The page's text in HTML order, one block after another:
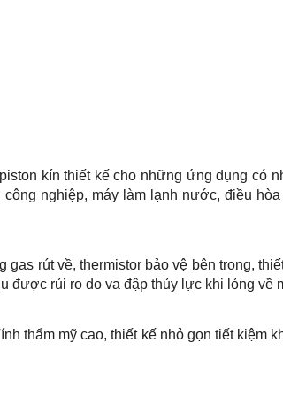
kín thiết kế cho những ứng dụng có
nghiệp, máy làm lạnh nước, điều hòa
rút về, thermistor bảo vệ bên trong,
được rủi ro do va đập thủy lực khi lỏng về
thẩm mỹ cao, thiết kế nhỏ gọn tiết kiệm